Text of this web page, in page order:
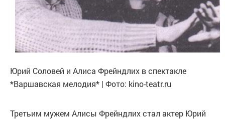
Юрий Соловей и Алиса Фрейндлих в спектакле
*Варшавская мелодия* | Фото: kino-teatr.ru
Третьим мужем Алисы Фрейндлих стал актер Юрий